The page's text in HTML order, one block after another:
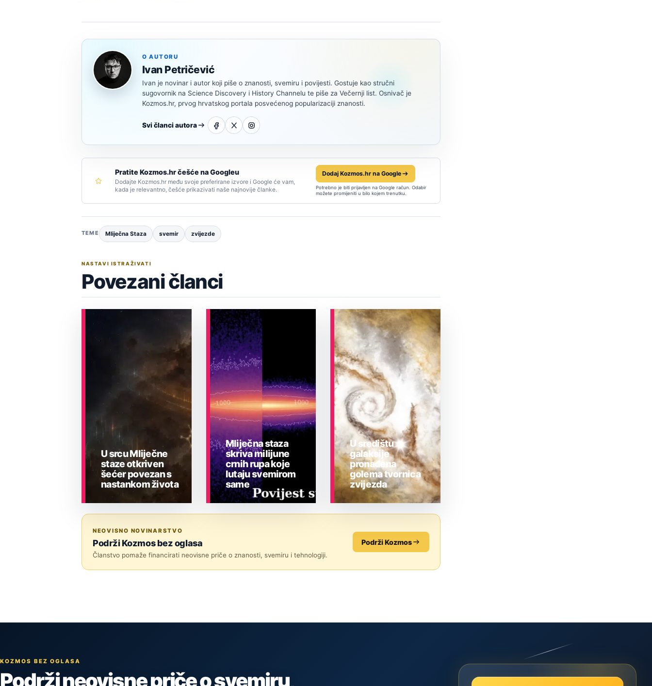
O AUTORU
Ivan Petričević
Ivan je novinar i autor koji piše o znanosti, svemiru i povijesti. Gostuje kao stručni
sugovornik na Science Discovery i History Channelu te piše za Večernji list. Osnivač je
Kozmos.hr, prvog hrvatskog portala posvećenog popularizaciji znanosti.
Svi članci autora
Pratite Kozmos.hr češće na Googleu
Dodajte Kozmos.hr među svoje preferirane izvore i Google će vam,
kada je relevantno, češće prikazivati naše najnovije članke.
Dodaj Kozmos.hr na Google
Potrebno je biti prijavljen na Google račun. Odabir
možete promijeniti u bilo kojem trenutku.
TEME Mliječna Staza svemir zvijezde
NASTAVI ISTRAŽIVATI
Povezani članci
U srcu Mliječne
staze otkriven
šećer povezan s
nastankom života
Mliječna staza
skriva milijune
crnih rupa koje
lutaju svemirom
same
U središtu
galaksije
pronađena
golema tvornica
zvijezda
NEOVISNO NOVINARSTVO
Podrži Kozmos bez oglasa
Članstvo pomaže financirati neovisne priče o znanosti, svemiru i tehnologiji.
Podrži Kozmos
KOZMOS BEZ OGLASA
Podrži neovisne priče o svemiru,